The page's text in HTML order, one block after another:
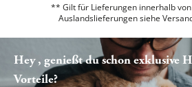
** Gilt für Lieferungen innerhalb
Auslandslieferungen siehe
Hey , genießt du schon exklusive
Vorteile?